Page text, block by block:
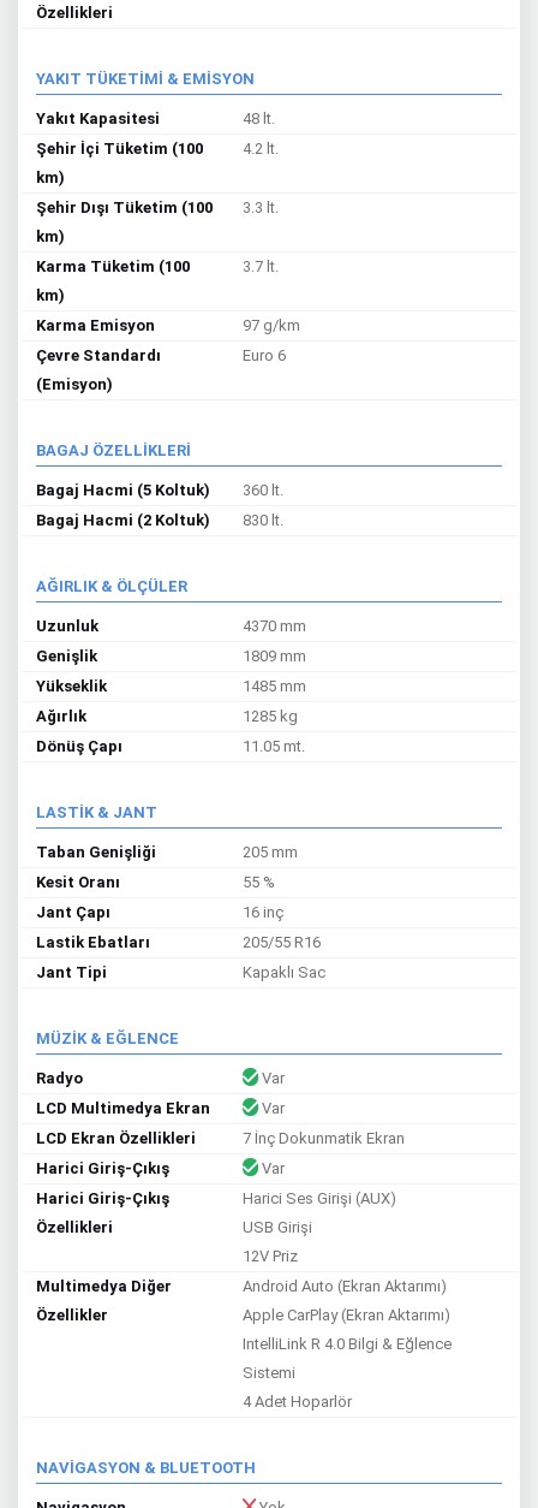
Özellikleri
YAKIT TÜKETİMİ & EMİSYON
Yakıt Kapasitesi
48 lt.
Şehir İçi Tüketim (100
km)
4.2 lt.
Şehir Dışı Tüketim (100
km)
3.3 lt.
Karma Tüketim (100
km)
3.7 lt.
Karma Emisyon
97 g/km
Çevre Standardı
(Emisyon)
Euro 6
BAGAJ ÖZELLİKLERİ
Bagaj Hacmi (5 Koltuk)
360 lt.
Bagaj Hacmi (2 Koltuk)
830 lt.
AĞIRLIK & ÖLÇÜLER
Uzunluk
4370 mm
Genişlik
1809 mm
Yükseklik
1485 mm
Ağırlık
1285 kg
Dönüş Çapı
11.05 mt.
LASTİK & JANT
Taban Genişliği
205 mm
Kesit Oranı
55 %
Jant Çapı
16 inç
Lastik Ebatları
205/55 R16
Jant Tipi
Kapaklı Sac
MÜZİK & EĞLENCE
Radyo
Var
LCD Multimedya Ekran
Var
LCD Ekran Özellikleri
7 İnç Dokunmatik Ekran
Harici Giriş-Çıkış
Var
Harici Giriş-Çıkış
Özellikleri
Harici Ses Girişi (AUX)
USB Girişi
12V Priz
Multimedya Diğer
Özellikler
Android Auto (Ekran Aktarımı)
Apple CarPlay (Ekran Aktarımı)
IntelliLink R 4.0 Bilgi & Eğlence
Sistemi
4 Adet Hoparlör
NAVİGASYON & BLUETOOTH